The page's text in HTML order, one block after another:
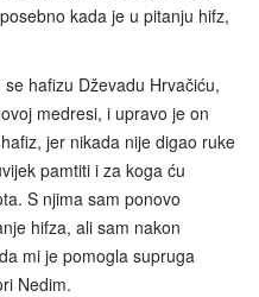
kada je u pitanju hifz,
hafizu Dževadu Hrvačiću,
medresi, i upravo je on
jer nikada nije digao ruke
pamtiti i za koga ću
S njima sam ponovo
hifza, ali sam nakon
mi je pomogla supruga
Nedim.